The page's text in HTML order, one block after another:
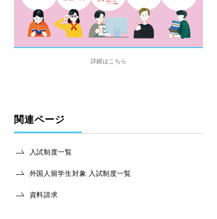
詳細はこちら
関連ページ
入試制度一覧
外国人留学生対象 入試制度一覧
資料請求